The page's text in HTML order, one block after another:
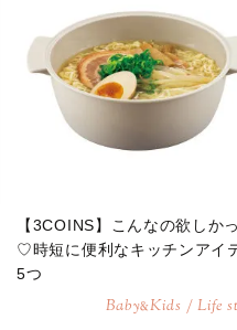
【3COINS】こんなの欲しか
♡時短に便利なキッチンアイ
5つ
Baby&Kids / Life